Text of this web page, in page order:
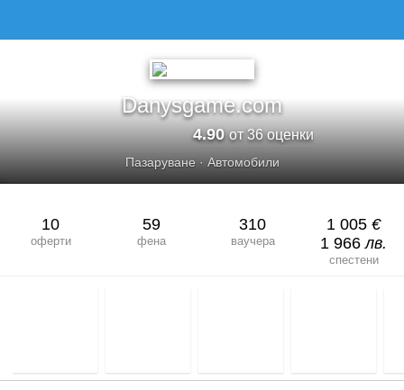
Danysgame.com
4.90от 36 оценки
Пазаруване·Автомобили
10
оферти
59
фена
310
ваучера
1 005 €
1 966лв.
спестени